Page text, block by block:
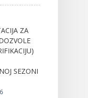
ZA
SEZONI